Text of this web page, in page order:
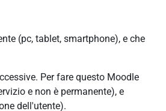
(pc, tablet, smartphone), e che
Per fare questo Moodle
e non è permanente), e
dell'utente).